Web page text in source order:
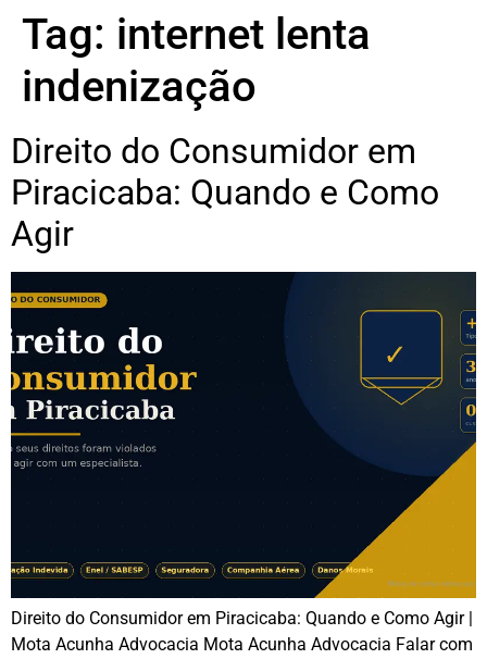
Tag: internet lenta
indenização
Direito do Consumidor em
Piracicaba: Quando e Como
Agir
Direito do Consumidor em Piracicaba: Quando e Como Agir |
Mota Acunha Advocacia Mota Acunha Advocacia Falar com